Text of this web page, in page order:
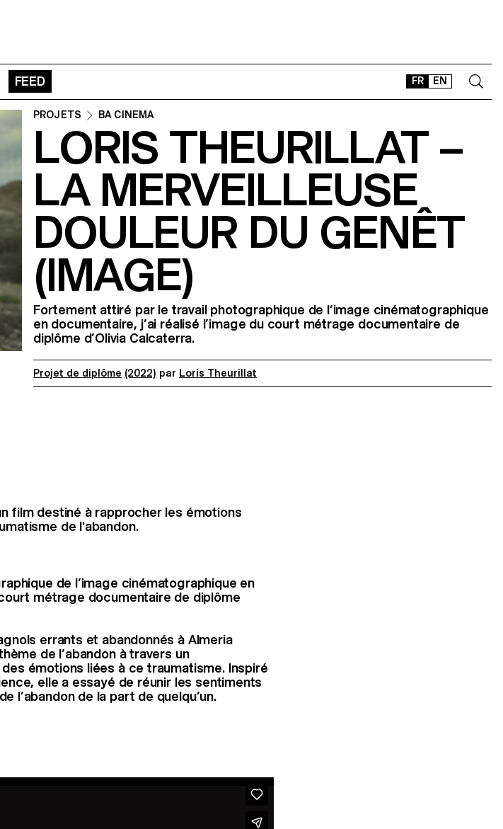
FR EN
FEED
CONTACT
SHOP
TYPEFACES
OFFLINE-ONLINE
Instagram
Facebook
LinkedIn
Vimeo
PROJETS BA CINEMA
LORIS THEURILLAT –
LA MERVEILLEUSE
DOULEUR DU GENÊT
(IMAGE)
Fortement attiré par le travail photographique de l’image cinématographique
en documentaire, j’ai réalisé l’image du court métrage documentaire de
diplôme d’Olivia Calcaterra.
Projet de diplôme (2022) par Loris Theurillat
film destiné à rapprocher les émotions
de l'abandon.
de l’image cinématographique en
métrage documentaire de diplôme
errants et abandonnés à Almeria
de l’abandon à travers un
émotions liées à ce traumatisme. Inspiré
elle a essayé de réunir les sentiments
l’abandon de la part de quelqu’un.